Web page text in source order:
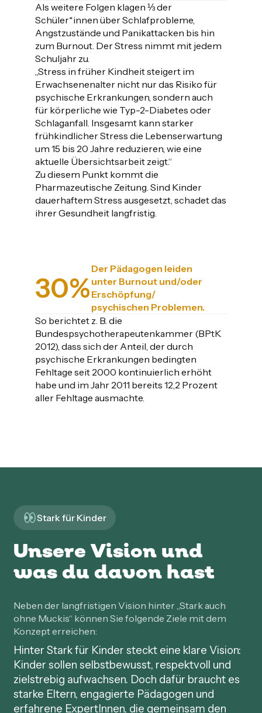
Als weitere Folgen klagen ⅓ der
Schüler*innen über Schlafprobleme,
Angstzustände und Panikattacken bis hin
zum Burnout. Der Stress nimmt mit jedem
Schuljahr zu.
„Stress in früher Kindheit steigert im
Erwachsenenalter nicht nur das Risiko für
psychische Erkrankungen, sondern auch
für körperliche wie Typ-2-Diabetes oder
Schlaganfall. Insgesamt kann starker
frühkindlicher Stress die Lebenserwartung
um 15 bis 20 Jahre reduzieren, wie eine
aktuelle Übersichtsarbeit zeigt.“
Zu diesem Punkt kommt die
Pharmazeutische Zeitung. Sind Kinder
dauerhaftem Stress ausgesetzt, schadet das
ihrer Gesundheit langfristig.
30%
Der Pädagogen leiden
unter Burnout und/oder
Erschöpfung/
psychischen Problemen.
So berichtet z. B. die
Bundespsychotherapeutenkammer (BPtK
2012), dass sich der Anteil, der durch
psychische Erkrankungen bedingten
Fehltage seit 2000 kontinuierlich erhöht
habe und im Jahr 2011 bereits 12,2 Prozent
aller Fehltage ausmachte.
Stark für Kinder
Unsere Vision und
was du davon hast
Neben der langfristigen Vision hinter „Stark auch
ohne Muckis“ können Sie folgende Ziele mit dem
Konzept erreichen:
Hinter Stark für Kinder steckt eine klare Vision:
Kinder sollen selbstbewusst, respektvoll und
zielstrebig aufwachsen. Doch dafür braucht es
starke Eltern, engagierte Pädagogen und
erfahrene ExpertInnen, die gemeinsam den